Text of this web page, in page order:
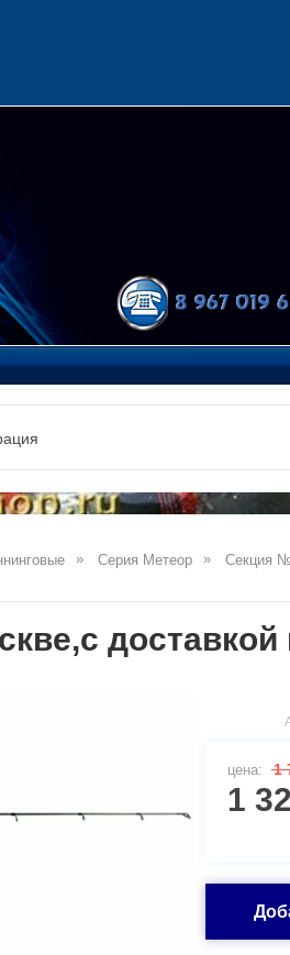
Серия Метеор
Секция №
доставкой
цена: 1
1